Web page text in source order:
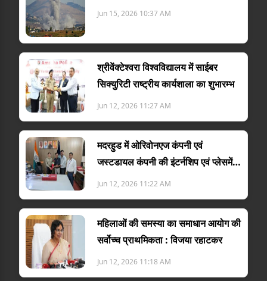
Jun 15, 2026 10:37 AM
श्रीवेंक्टेश्वरा विश्वविद्यालय में साईबर
सिक्युरिटी राष्ट्रीय कार्यशाला का शुभारम्भ
Jun 12, 2026 11:27 AM
मदरहुड में ओरिवोनएज कंपनी एवं
जस्टडायल कंपनी की इंटर्नशिप एवं प्लेसमेंट
ड्राइव संपन
Jun 12, 2026 11:22 AM
महिलाओं की समस्या का समाधान आयोग की
सर्वोच्च प्राथमिकता : विजया रहाटकर
Jun 12, 2026 11:18 AM